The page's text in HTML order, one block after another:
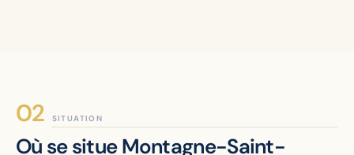
SITUATION
Où se situe Montagne-Saint-